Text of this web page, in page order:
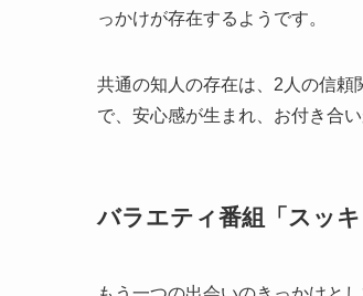
っかけが存在するようです。
共通の知人の存在は、2人の信
で、安心感が生まれ、お付き合
バラエティ番組「スッキ